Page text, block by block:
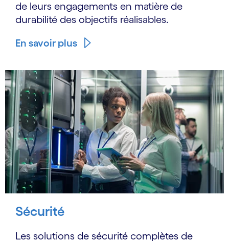
de leurs engagements en matière de
durabilité des objectifs réalisables.
En savoir plus
Sécurité
Les solutions de sécurité complètes de